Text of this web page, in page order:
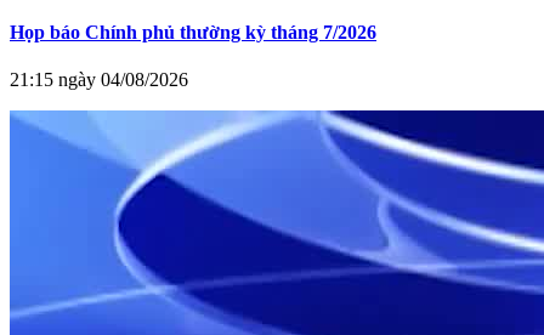
Họp báo Chính phủ thường kỳ tháng 7/2026
21:15 ngày 04/08/2026